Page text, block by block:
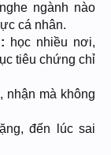
nghe ngành nào
cá nhân.
học nhiều nơi,
tiêu chứng chỉ
nhận mà không
đến lúc sai